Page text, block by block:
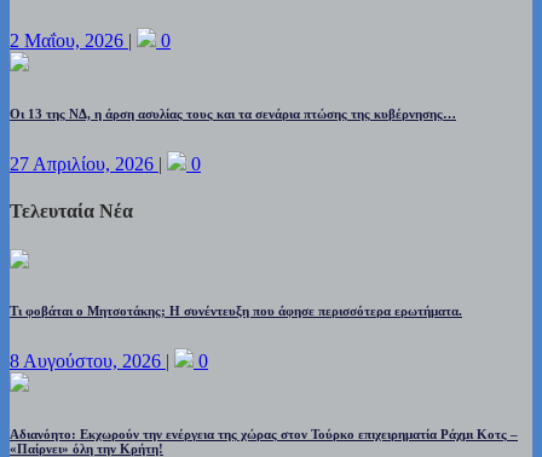
2 Μαΐου, 2026 | 0
Οι 13 της ΝΔ, η άρση ασυλίας τους και τα σενάρια πτώσης της κυβέρνησης…
27 Απριλίου, 2026 | 0
Τελευταία Νέα
Τι φοβάται ο Μητσοτάκης; Η συνέντευξη που άφησε περισσότερα ερωτήματα.
8 Αυγούστου, 2026 | 0
Αδιανόητο: Εκχωρούν την ενέργεια της χώρας στον Τούρκο επιχειρηματία Ράχμι Κοτς –
«Παίρνει» όλη την Κρήτη!